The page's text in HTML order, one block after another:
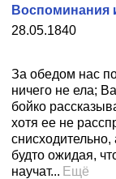
28.05.1840
Воспоминания
За обедом нас
ничего не ела;
бойко
хотя ее не
будто ожидая,
научат... Ещё